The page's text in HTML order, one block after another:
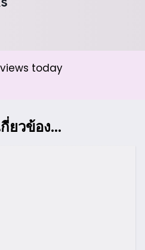
views today
ยวข้อง...